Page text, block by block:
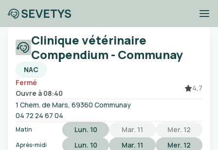
Cliniques vétérinaires
Communay
Ville, code postal, etc
Ouvert Urgences
Clinique vétérinaire
Compendium - Communay
NAC
Fermé
Ouvre à 08:40
4,7
1 Chem. de Mars, 69360 Communay
04 72 24 67 04
Matin
Après-midi
Lun. 10
Lun. 10
Mar. 11
Mar. 11
Mer. 12
Mer. 12